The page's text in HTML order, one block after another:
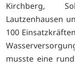
Kirchberg,
Lautzenhausen
100
musste eine